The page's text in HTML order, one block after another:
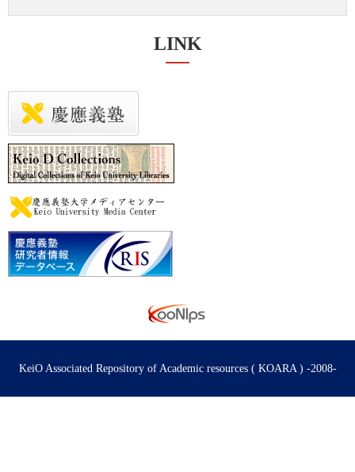
LINK
KeiO Associated Repository of Academic resources ( KOARA ) -2008-